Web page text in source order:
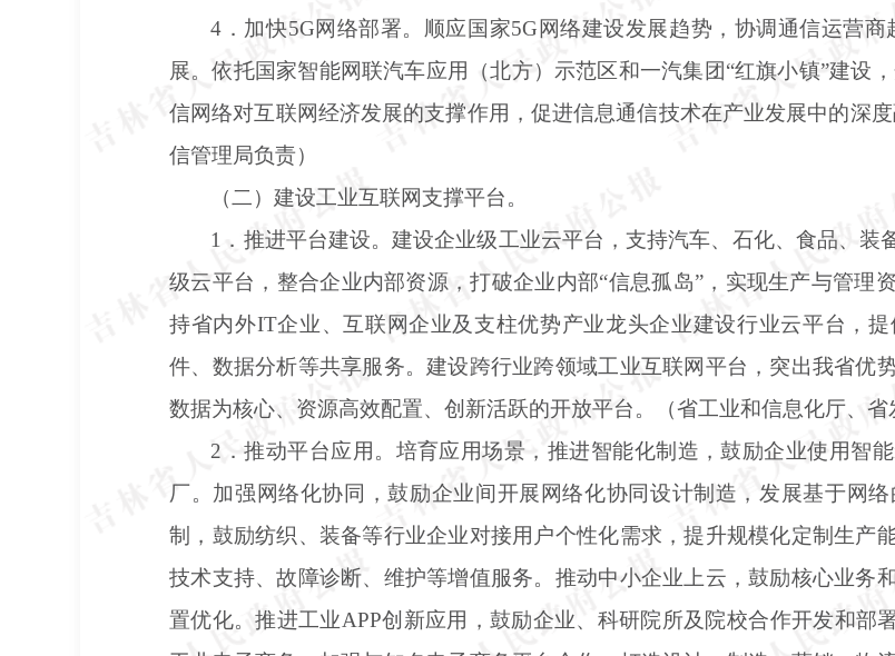
4．加快5G网络部署。顺应国家5G网络建设发展趋势，协调通信运营
展。依托国家智能网联汽车应用（北方）示范区和一汽集团“红旗小镇”建设
信网络对互联网经济发展的支撑作用，促进信息通信技术在产业发展中的深
信管理局负责）
（二）建设工业互联网支撑平台。
1．推进平台建设。建设企业级工业云平台，支持汽车、石化、食品、
级云平台，整合企业内部资源，打破企业内部“信息孤岛”，实现生产与管理
持省内外IT企业、互联网企业及支柱优势产业龙头企业建设行业云平台，
件、数据分析等共享服务。建设跨行业跨领域工业互联网平台，突出我省优
数据为核心、资源高效配置、创新活跃的开放平台。（省工业和信息化厅、省
2．推动平台应用。培育应用场景，推进智能化制造，鼓励企业使用智
厂。加强网络化协同，鼓励企业间开展网络化协同设计制造，发展基于网
制，鼓励纺织、装备等行业企业对接用户个性化需求，提升规模化定制生产
技术支持、故障诊断、维护等增值服务。推动中小企业上云，鼓励核心业务
置优化。推进工业APP创新应用，鼓励企业、科研院所及院校合作开发和部